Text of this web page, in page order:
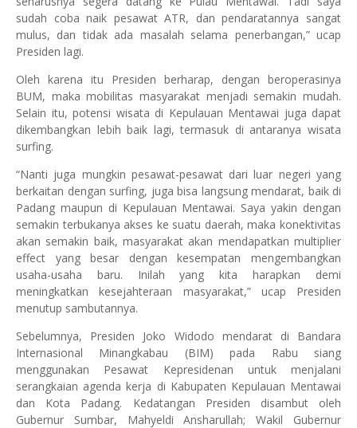
sudah coba naik pesawat ATR, dan pendaratannya sangat
mulus, dan tidak ada masalah selama penerbangan,” ucap
Presiden lagi.
Oleh karena itu Presiden berharap, dengan beroperasinya
BUM, maka mobilitas masyarakat menjadi semakin mudah.
Selain itu, potensi wisata di Kepulauan Mentawai juga dapat
dikembangkan lebih baik lagi, termasuk di antaranya wisata
surfing.
“Nanti juga mungkin pesawat-pesawat dari luar negeri yang
berkaitan dengan surfing, juga bisa langsung mendarat, baik di
Padang maupun di Kepulauan Mentawai. Saya yakin dengan
semakin terbukanya akses ke suatu daerah, maka konektivitas
akan semakin baik, masyarakat akan mendapatkan multiplier
effect yang besar dengan kesempatan mengembangkan
usaha-usaha baru. Inilah yang kita harapkan demi
meningkatkan kesejahteraan masyarakat,” ucap Presiden
menutup sambutannya.
Sebelumnya, Presiden Joko Widodo mendarat di Bandara
Internasional Minangkabau (BIM) pada Rabu siang
menggunakan Pesawat Kepresidenan untuk menjalani
serangkaian agenda kerja di Kabupaten Kepulauan Mentawai
dan Kota Padang. Kedatangan Presiden disambut oleh
Gubernur Sumbar, Mahyeldi Ansharullah; Wakil Gubernur